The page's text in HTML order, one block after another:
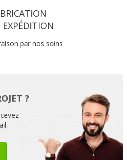
EXPÉDITION
par nos soins
?